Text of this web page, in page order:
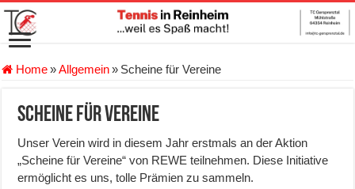
Home»Allgemein» Scheine für Vereine
Scheine für Vereine
Unser Verein wird in diesem Jahr erstmals an der Aktion
„Scheine für Vereine“ von REWE teilnehmen. Diese Initiative
ermöglicht es uns, tolle Prämien zu sammeln.